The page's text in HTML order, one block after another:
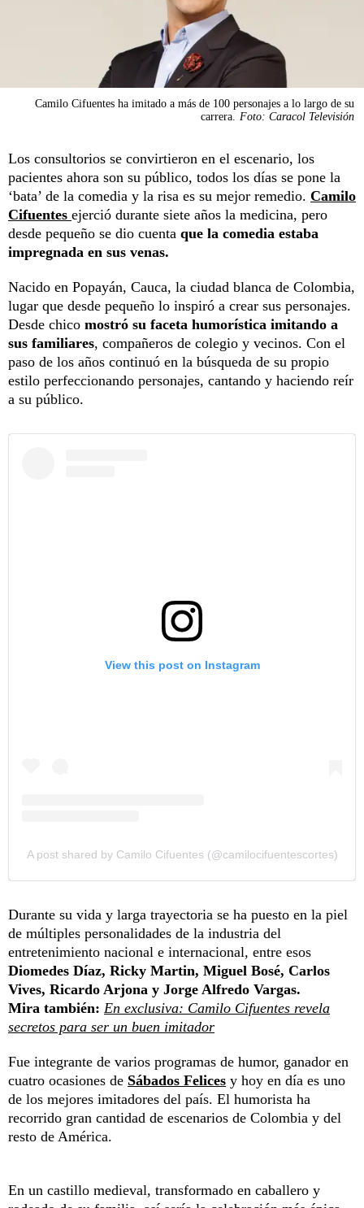
Camilo Cifuentes ha imitado a más de 100 personajes a lo largo de su
carrera.
Foto: Caracol Televisión
Los consultorios se convirtieron en el escenario, los
pacientes ahora son su público, todos los días se pone la
‘bata’ de la comedia y la risa es su mejor remedio. Camilo
Cifuentes ejerció durante siete años la medicina, pero
desde pequeño se dio cuenta que la comedia estaba
impregnada en sus venas.
Nacido en Popayán, Cauca, la ciudad blanca de Colombia,
lugar que desde pequeño lo inspiró a crear sus personajes.
Desde chico mostró su faceta humorística imitando a
sus familiares, compañeros de colegio y vecinos. Con el
paso de los años continuó en la búsqueda de su propio
estilo perfeccionando personajes, cantando y haciendo reír
a su público.
View this post on Instagram
A post shared by Camilo Cifuentes (@camilocifuentescortes)
Durante su vida y larga trayectoria se ha puesto en la piel
de múltiples personalidades de la industria del
entretenimiento nacional e internacional, entre esos
Diomedes Díaz, Ricky Martin, Miguel Bosé, Carlos
Vives, Ricardo Arjona y Jorge Alfredo Vargas.
Mira también: En exclusiva: Camilo Cifuentes revela
secretos para ser un buen imitador
Fue integrante de varios programas de humor, ganador en
cuatro ocasiones de Sábados Felices y hoy en día es uno
de los mejores imitadores del país. El humorista ha
recorrido gran cantidad de escenarios de Colombia y del
resto de América.
En un castillo medieval, transformado en caballero y